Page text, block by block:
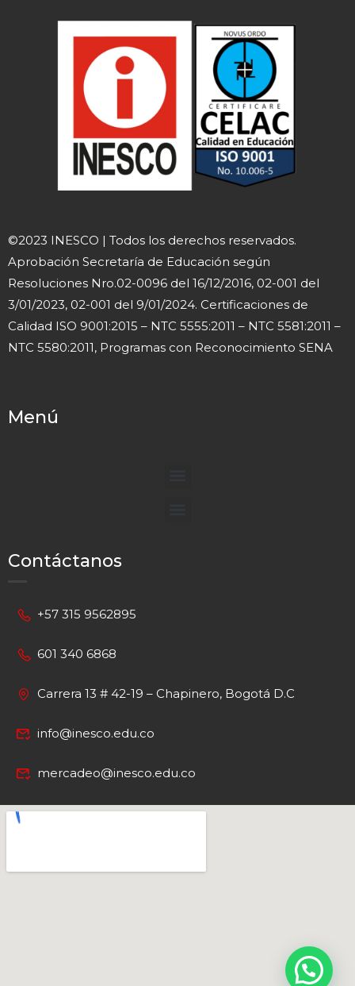
©2023 INESCO | Todos los derechos reservados.
Aprobación Secretaría de Educación según
Resoluciones Nro.02-0096 del 16/12/2016, 02-001 del
3/01/2023, 02-001 del 9/01/2024. Certificaciones de
Calidad ISO 9001:2015 – NTC 5555:2011 – NTC 5581:2011 –
NTC 5580:2011, Programas con Reconocimiento SENA
Menú
Contáctanos
+57 315 9562895
601 340 6868
Carrera 13 # 42-19 – Chapinero, Bogotá D.C
info@inesco.edu.co
mercadeo@inesco.edu.co
INESCO
Hola 👋